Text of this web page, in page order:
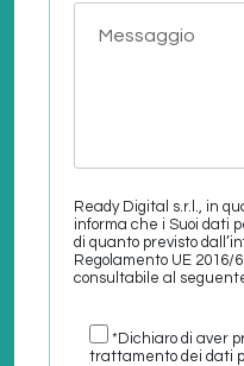
Ready Digital s.r.l., in
informa che i Suoi dati
di quanto previsto
Regolamento UE 2016/
consultabile al
*Dichiaro di aver
trattamento dei dati